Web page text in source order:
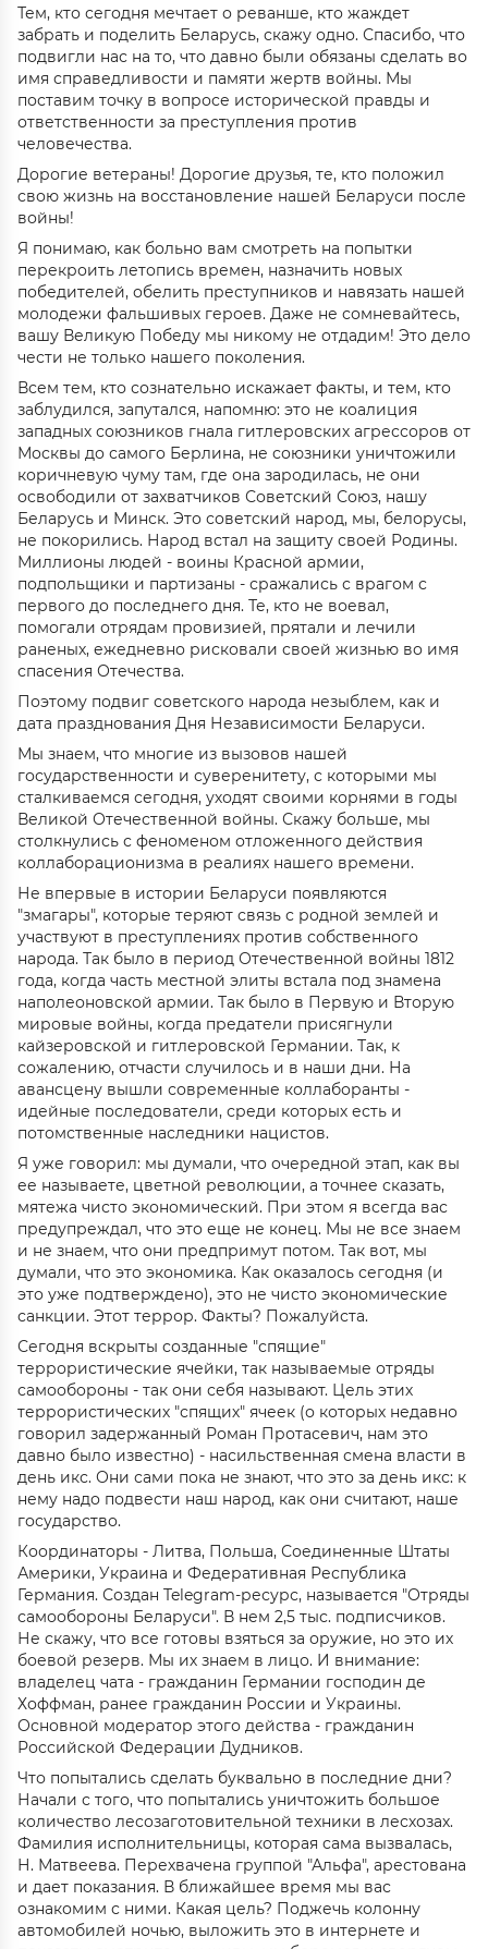
Тем, кто сегодня мечтает о реванше, кто жаждет
забрать и поделить Беларусь, скажу одно. Спасибо, что
подвигли нас на то, что давно были обязаны сделать во
имя справедливости и памяти жертв войны. Мы
поставим точку в вопросе исторической правды и
ответственности за преступления против
человечества.
Дорогие ветераны! Дорогие друзья, те, кто положил
свою жизнь на восстановление нашей Беларуси после
войны!
Я понимаю, как больно вам смотреть на попытки
перекроить летопись времен, назначить новых
победителей, обелить преступников и навязать нашей
молодежи фальшивых героев. Даже не сомневайтесь,
вашу Великую Победу мы никому не отдадим! Это дело
чести не только нашего поколения.
Всем тем, кто сознательно искажает факты, и тем, кто
заблудился, запутался, напомню: это не коалиция
западных союзников гнала гитлеровских агрессоров от
Москвы до самого Берлина, не союзники уничтожили
коричневую чуму там, где она зародилась, не они
освободили от захватчиков Советский Союз, нашу
Беларусь и Минск. Это советский народ, мы, белорусы,
не покорились. Народ встал на защиту своей Родины.
Миллионы людей - воины Красной армии,
подпольщики и партизаны - сражались с врагом с
первого до последнего дня. Те, кто не воевал,
помогали отрядам провизией, прятали и лечили
раненых, ежедневно рисковали своей жизнью во имя
спасения Отечества.
Поэтому подвиг советского народа незыблем, как и
дата празднования Дня Независимости Беларуси.
Мы знаем, что многие из вызовов нашей
государственности и суверенитету, с которыми мы
сталкиваемся сегодня, уходят своими корнями в годы
Великой Отечественной войны. Скажу больше, мы
столкнулись с феноменом отложенного действия
коллаборационизма в реалиях нашего времени.
Не впервые в истории Беларуси появляются
"змагары", которые теряют связь с родной землей и
участвуют в преступлениях против собственного
народа. Так было в период Отечественной войны 1812
года, когда часть местной элиты встала под знамена
наполеоновской армии. Так было в Первую и Вторую
мировые войны, когда предатели присягнули
кайзеровской и гитлеровской Германии. Так, к
сожалению, отчасти случилось и в наши дни. На
авансцену вышли современные коллаборанты -
идейные последователи, среди которых есть и
потомственные наследники нацистов.
Я уже говорил: мы думали, что очередной этап, как вы
ее называете, цветной революции, а точнее сказать,
мятежа чисто экономический. При этом я всегда вас
предупреждал, что это еще не конец. Мы не все знаем
и не знаем, что они предпримут потом. Так вот, мы
думали, что это экономика. Как оказалось сегодня (и
это уже подтверждено), это не чисто экономические
санкции. Этот террор. Факты? Пожалуйста.
Сегодня вскрыты созданные "спящие"
террористические ячейки, так называемые отряды
самообороны - так они себя называют. Цель этих
террористических "спящих" ячеек (о которых недавно
говорил задержанный Роман Протасевич, нам это
давно было известно) - насильственная смена власти в
день икс. Они сами пока не знают, что это за день икс: к
нему надо подвести наш народ, как они считают, наше
государство.
Координаторы - Литва, Польша, Соединенные Штаты
Америки, Украина и Федеративная Республика
Германия. Создан Telegram-ресурс, называется "Отряды
самообороны Беларуси". В нем 2,5 тыс. подписчиков.
Не скажу, что все готовы взяться за оружие, но это их
боевой резерв. Мы их знаем в лицо. И внимание:
владелец чата - гражданин Германии господин де
Хоффман, ранее гражданин России и Украины.
Основной модератор этого действа - гражданин
Российской Федерации Дудников.
Что попытались сделать буквально в последние дни?
Начали с того, что попытались уничтожить большое
количество лесозаготовительной техники в лесхозах.
Фамилия исполнительницы, которая сама вызвалась,
Н. Матвеева. Перехвачена группой "Альфа", арестована
и дает показания. В ближайшее время мы вас
ознакомим с ними. Какая цель? Поджечь колонну
автомобилей ночью, выложить это в интернете и